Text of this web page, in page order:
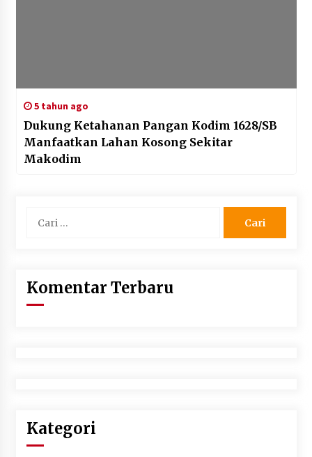
5 tahun ago
Dukung Ketahanan Pangan Kodim 1628/SB
Manfaatkan Lahan Kosong Sekitar
Makodim
untuk:
Komentar Terbaru
Kategori